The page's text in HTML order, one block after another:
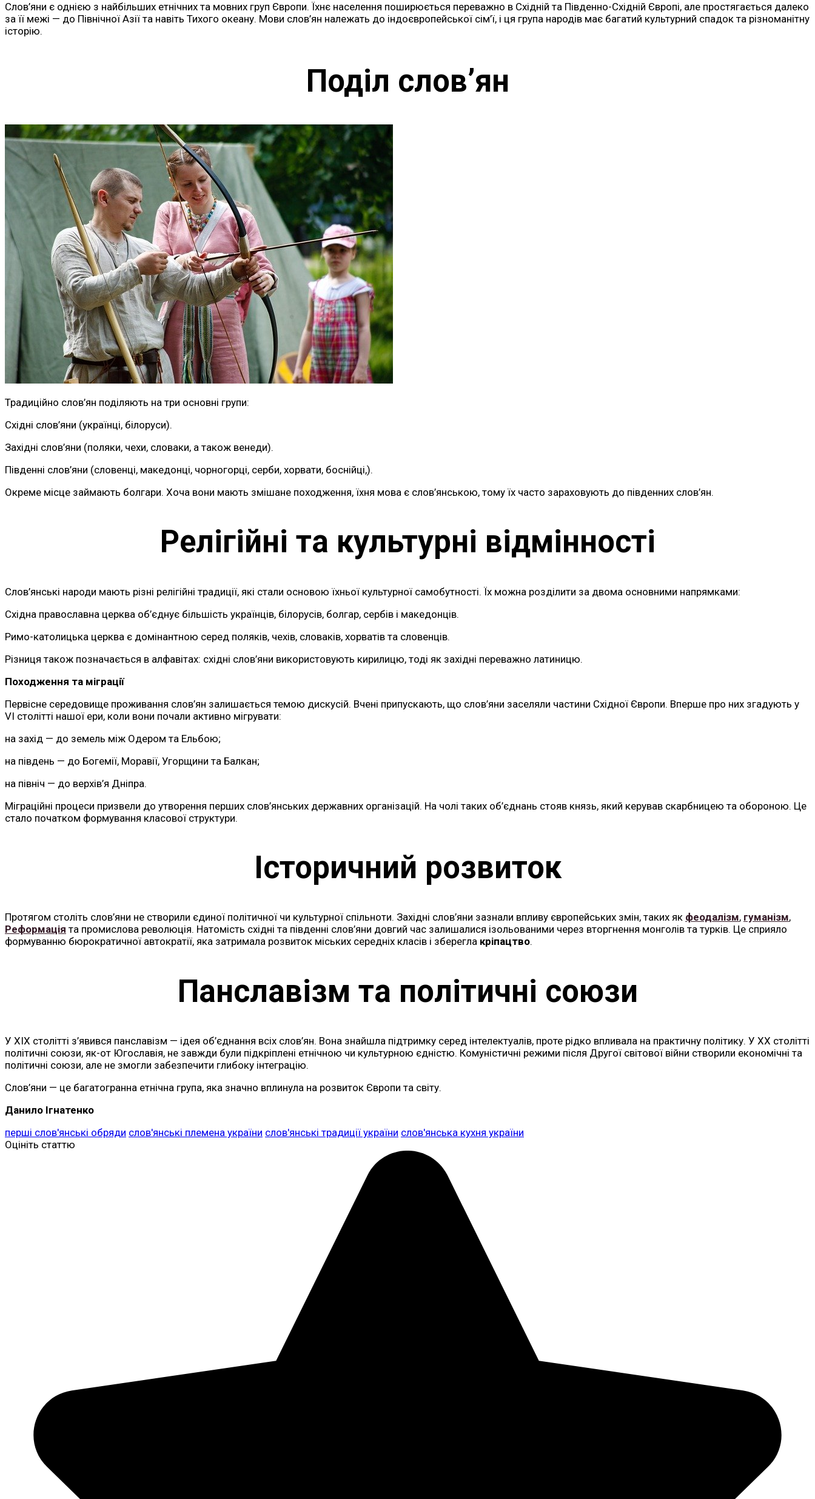
Слов’яни є однією з найбільших етнічних та мовних груп Європи. Їхнє населення поширюється переважно в Східній та Південно-Східній Європі, але простягається далеко
за її межі — до Північної Азії та навіть Тихого океану. Мови слов’ян належать до індоєвропейської сім’ї, і ця група народів має багатий культурний спадок та різноманітну
історію.
Поділ слов’ян
Традиційно слов’ян поділяють на три основні групи:
Східні слов’яни (українці, білоруси).
Західні слов’яни (поляки, чехи, словаки, а також венеди).
Південні слов’яни (словенці, македонці, чорногорці, серби, хорвати, боснійці,).
Окреме місце займають болгари. Хоча вони мають змішане походження, їхня мова є слов’янською, тому їх часто зараховують до південних слов’ян.
Релігійні та культурні відмінності
Слов’янські народи мають різні релігійні традиції, які стали основою їхньої культурної самобутності. Їх можна розділити за двома основними напрямками:
Східна православна церква об’єднує більшість українців, білорусів, болгар, сербів і македонців.
Римо-католицька церква є домінантною серед поляків, чехів, словаків, хорватів та словенців.
Різниця також позначається в алфавітах: східні слов’яни використовують кирилицю, тоді як західні переважно латиницю.
Походження та міграції
Первісне середовище проживання слов’ян залишається темою дискусій. Вчені припускають, що слов’яни заселяли частини Східної Європи. Вперше про них згадують у
VI столітті нашої ери, коли вони почали активно мігрувати:
на захід — до земель між Одером та Ельбою;
на південь — до Богемії, Моравії, Угорщини та Балкан;
на північ — до верхів’я Дніпра.
Міграційні процеси призвели до утворення перших слов’янських державних організацій. На чолі таких об’єднань стояв князь, який керував скарбницею та обороною. Це
стало початком формування класової структури.
Історичний розвиток
Протягом століть слов’яни не створили єдиної політичної чи культурної спільноти. Західні слов’яни зазнали впливу європейських змін, таких як феодалізм, гуманізм,
Реформація та промислова революція. Натомість східні та південні слов’яни довгий час залишалися ізольованими через вторгнення монголів та турків. Це сприяло
формуванню бюрократичної автократії, яка затримала розвиток міських середніх класів і зберегла кріпацтво.
Панславізм та політичні союзи
У XIX столітті з’явився панславізм — ідея об’єднання всіх слов’ян. Вона знайшла підтримку серед інтелектуалів, проте рідко впливала на практичну політику. У XX столітті
політичні союзи, як-от Югославія, не завжди були підкріплені етнічною чи культурною єдністю. Комуністичні режими після Другої світової війни створили економічні та
політичні союзи, але не змогли забезпечити глибоку інтеграцію.
Слов’яни — це багатогранна етнічна група, яка значно вплинула на розвиток Європи та світу.
Данило Ігнатенко
перші слов'янські обряди слов'янські племена україни слов'янські традиції україни слов'янська кухня україни
Оцініть статтю